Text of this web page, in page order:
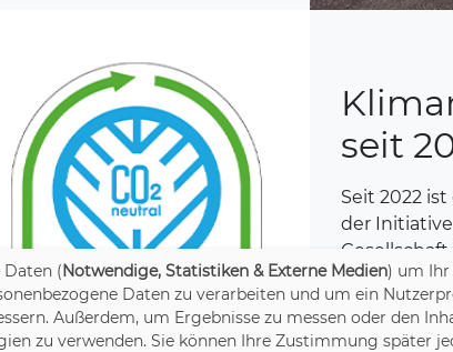
seit
Seit 2022
der
eine CO 2 -
erstellt.
(Notwendige, Statistiken & Externe Medien) um Ihr
Daten zu verarbeiten und um ein
Außerdem, um Ergebnisse zu messen oder den
zu verwenden. Sie können Ihre Zustimmung später